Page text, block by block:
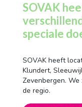
Anderen zochten
Wonen
Dagbesteding
Behandelingen
Contact
SOVAK
speciale
SOVAK heeft
Klundert,
Zevenbergen.
de regio.